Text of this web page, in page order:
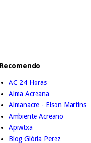
Recomendo
AC 24 Horas
Alma Acreana
Almanacre - Elson Martins
Ambiente Acreano
Apiwtxa
Blog Glória Perez